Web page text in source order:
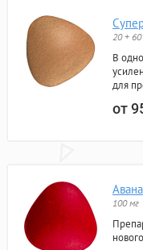
20 +
В
для
от
100 мг